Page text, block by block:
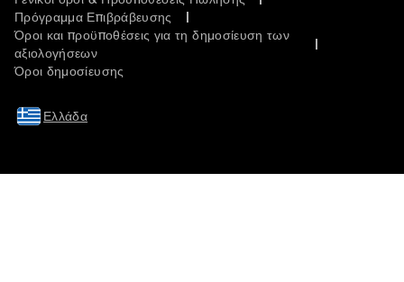
Πρόγραμμα Επιβράβευσης
Όροι και προϋποθέσεις για τη δημοσίευση των
αξιολογήσεων
Όροι δημοσίευσης
Ελλάδα